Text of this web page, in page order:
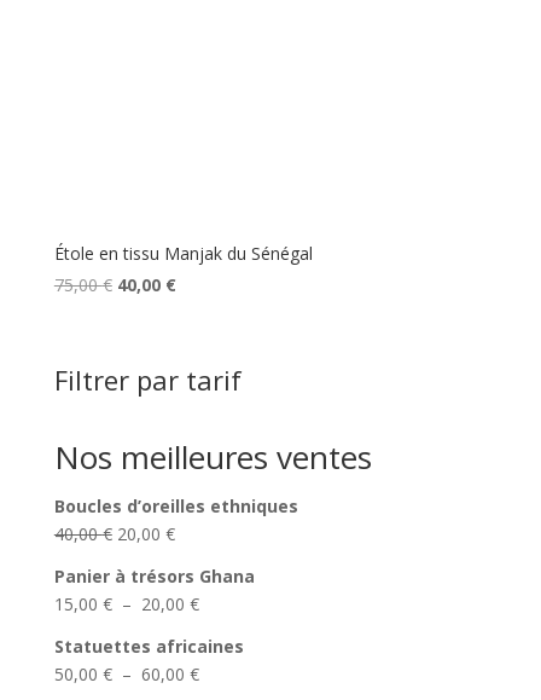
Étole en tissu Manjak du Sénégal
75,00€ Le
75,00 €.
40,00 €Le
est :
40,00 €.
Filtrer par tarif
Nos meilleures ventes
Boucles d’oreilles ethniques
40,00€ Le
initial
était :
40,00 €.
20,00 €Le
actuel
est :
20,00 €.
Panier à trésors Ghana
15,00 € – 20,00 €Plage
prix :
15,00 €
Statuettes africaines
50,00 € – 60,00 €Plage